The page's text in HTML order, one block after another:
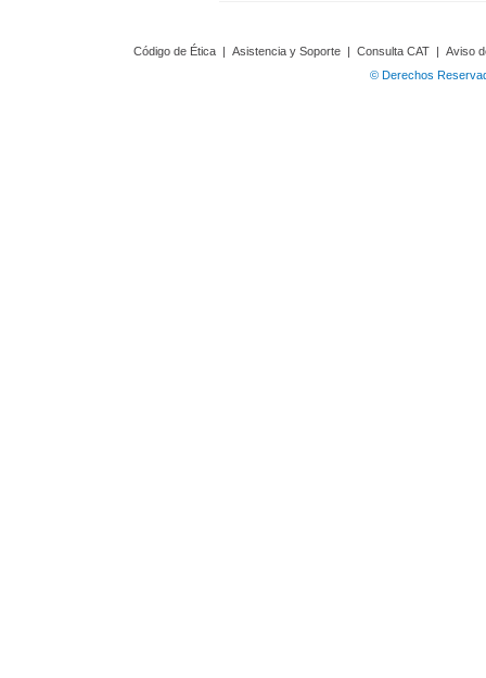
Código de Ética | Asistencia y Soporte | Consulta CAT | Aviso
© Derechos